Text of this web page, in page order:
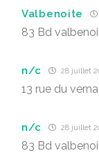
Valbenoite
83 Bd
n/c 28 juillet
13 rue du
n/c 28 juillet
83 Bd